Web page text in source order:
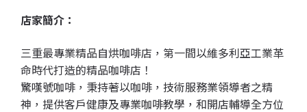
店家簡介：
三重最專業精品自烘咖啡店， 第一間以維多利亞工業革
命時代打造的精品咖啡店！
驚嘆號咖啡，秉持著以咖啡，技術服務業領導者之精
神， 提供客戶健康及專業咖啡教學，和開店輔導全方位